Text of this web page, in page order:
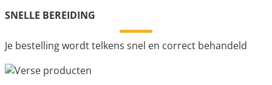
SNELLE BEREIDING
Je bestelling wordt telkens snel en correct behandeld